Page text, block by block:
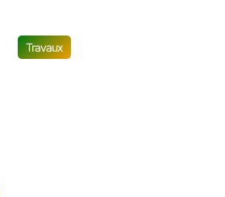
Travaux